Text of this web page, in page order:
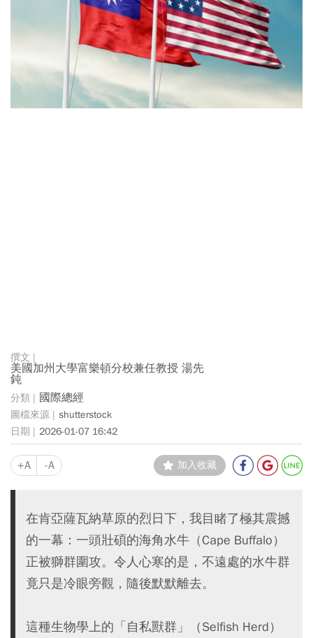
美國加州大學富樂頓分校兼任教授 湯先
鈍
國際總經
shutterstock
2026-01-07 16:42
+A -A 加入收藏
在肯亞薩瓦納草原的烈日下，我目睹了極其震撼
的一幕：一頭壯碩的海角水牛（Cape Buffalo）
正被獅群圍攻。令人心寒的是，不遠處的水牛群
竟只是冷眼旁觀，隨後默默離去。
這種生物學上的「自私獸群」（Selfish Herd）